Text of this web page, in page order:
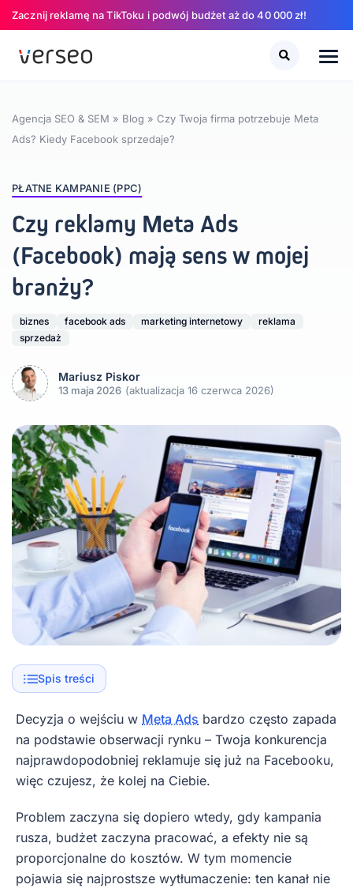
Zacznij reklamę na TikToku i podwój budżet aż do 40 000 zł!
Agencja SEO & SEM » Blog » Czy Twoja firma potrzebuje Meta
Ads? Kiedy Facebook sprzedaje?
Szukaj Szukaj
PŁATNE KAMPANIE (PPC)
Czy reklamy Meta Ads
(Facebook) mają sens w mojej
branży?
biznes facebook ads marketing internetowy
reklama
sprzedaż
Mariusz Piskor
13 maja 2026 (aktualizacja 16 czerwca 2026)
Spis treści
Decyzja o wejściu w Meta Ads bardzo często zapada
na podstawie obserwacji rynku – Twoja konkurencja
najprawdopodobniej reklamuje się już na Facebooku,
więc czujesz, że kolej na Ciebie.
Problem zaczyna się dopiero wtedy, gdy kampania
rusza, budżet zaczyna pracować, a efekty nie są
proporcjonalne do kosztów. W tym momencie
pojawia się najprostsze wytłumaczenie: ten kanał nie